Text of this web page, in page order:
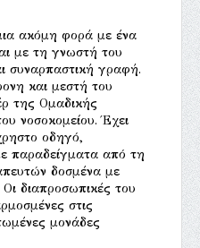
ακόμη φορά με ένα
με τη γνωστή του
συναρπαστική γραφή.
και μεστή του
της Ομαδικής
νοσοκομείου. Έχει
οδηγό,
παραδείγματα από τη
δοσμένα με
Οι διαπροσωπικές του
στις
μονάδες